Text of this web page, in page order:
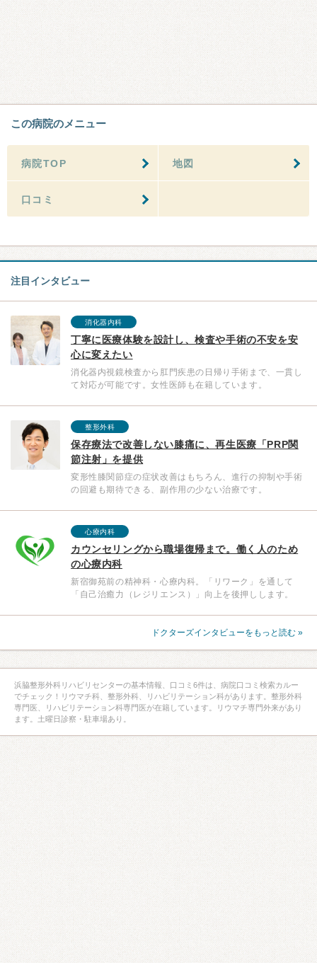
この病院のメニュー
病院TOP 地図
口コミ
注目インタビュー
消化器内科
丁寧に医療体験を設計し、検査や手術の不安を安
心に変えたい
消化器内視鏡検査から肛門疾患の日帰り手術まで、一貫し
て対応が可能です。女性医師も在籍しています。
整形外科
保存療法で改善しない膝痛に、再生医療「PRP関
節注射」を提供
変形性膝関節症の症状改善はもちろん、進行の抑制や手術
の回避も期待できる、副作用の少ない治療です。
心療内科
カウンセリングから職場復帰まで。働く人のため
の心療内科
新宿御苑前の精神科・心療内科。「リワーク」を通して
「自己治癒力（レジリエンス）」向上を後押しします。
ドクターズインタビューをもっと読む »
浜脇整形外科リハビリセンターの基本情報、口コミ6件は、病院口コミ検索カルー
でチェック！リウマチ科、整形外科、リハビリテーション科があります。整形外科
専門医、リハビリテーション科専門医が在籍しています。リウマチ専門外来があり
ます。土曜日診察・駐車場あり。